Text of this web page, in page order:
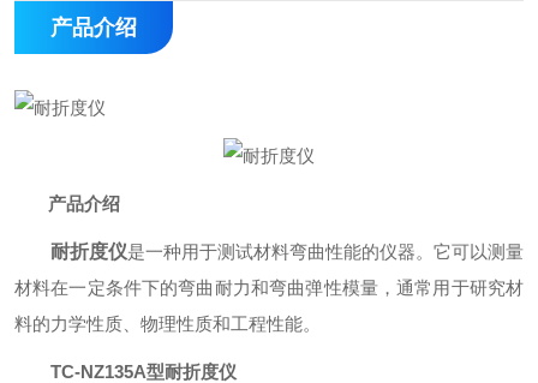
产品介绍
产品介绍
耐折度仪是一种用于测试材料弯曲性能的仪器。它可以测量
材料在一定条件下的弯曲耐力和弯曲弹性模量，通常用于研究材
料的力学性质、物理性质和工程性能。
TC-NZ135A型耐折度仪